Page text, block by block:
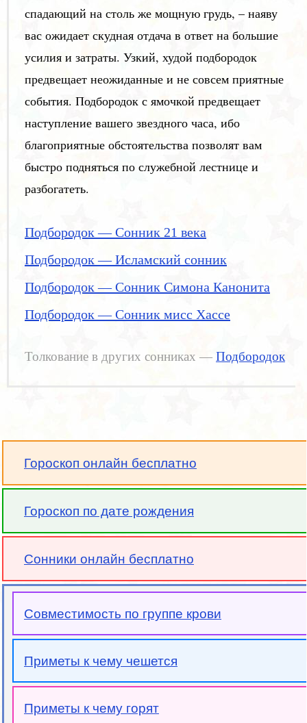
спадающий на столь же мощную грудь, – наяву
вас ожидает скудная отдача в ответ на большие
усилия и затраты. Узкий, худой подбородок
предвещает неожиданные и не совсем приятные
события. Подбородок с ямочкой предвещает
наступление вашего звездного часа, ибо
благоприятные обстоятельства позволят вам
быстро подняться по служебной лестнице и
разбогатеть.
Подбородок — Сонник 21 века
Подбородок — Исламский сонник
Подбородок — Сонник Симона Канонита
Подбородок — Сонник мисс Хассе
Толкование в других сонниках — Подбородок
Гороскоп онлайн бесплатно
Гороскоп по дате рождения
Сонники онлайн бесплатно
Совместимость по группе крови
Приметы к чему чешется
Приметы к чему горят